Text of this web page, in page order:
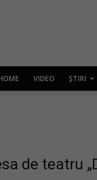
VIDEO ȘTIRI
de teatru